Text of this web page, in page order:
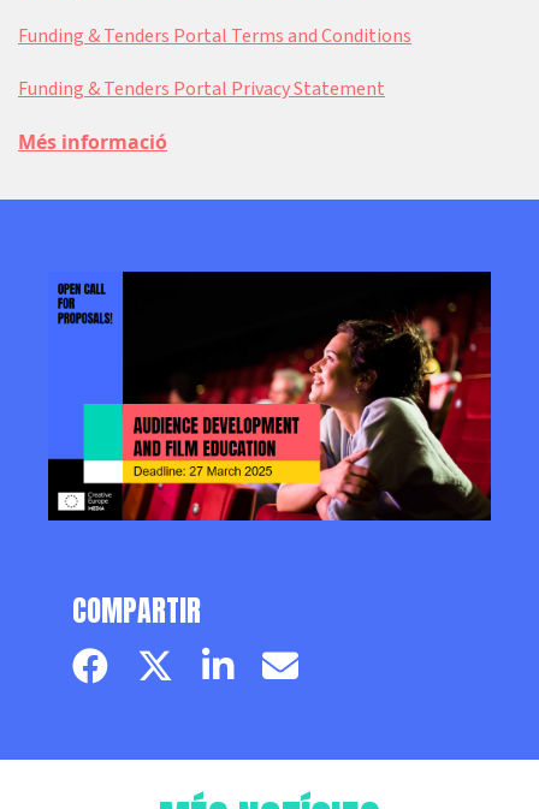
Funding & Tenders Portal Terms and Conditions
Funding & Tenders Portal Privacy Statement
Més informació
COMPARTIR
Facebook pageTwitter page
LinkedinEmail